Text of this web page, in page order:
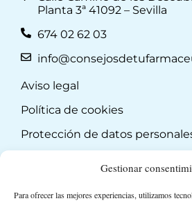
Gestionar
Para ofrecer las mejores experiencias, utilizamos
Planta 3ª 41092 – Sevilla
674 02 62 03
Aviso legal
Política de cookies
Protección de datos